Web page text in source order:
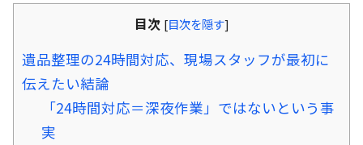
目次 [目次を隠す]
遺品整理の24時間対応、現場スタッフが最初に
伝えたい結論
「24時間対応＝深夜作業」ではないという事
実